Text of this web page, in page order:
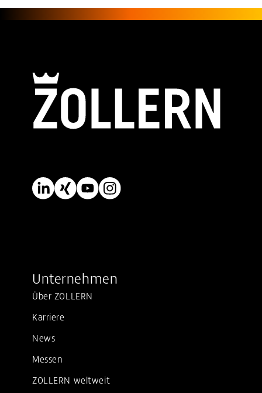
Unternehmen
Über ZOLLERN
Karriere
News
Messen
ZOLLERN weltweit